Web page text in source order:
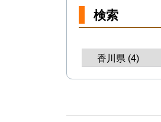
検索